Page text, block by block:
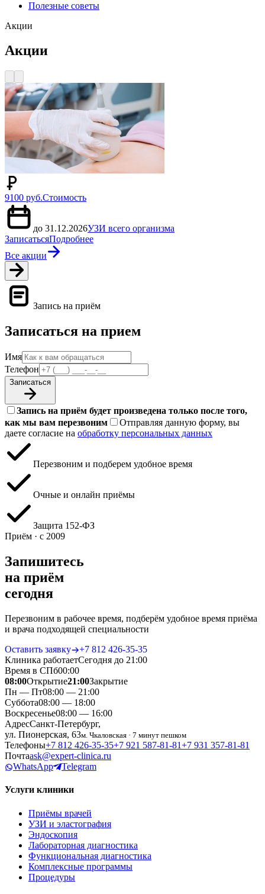
Полезные советы
Акции
Акции
9100 руб.Стоимость
до 31.12.2026УЗИ всего организма
ЗаписатьсяПодробнее
Все акции
Запись на приём
Записаться на прием
Имя
Телефон
Записаться
Запись на приём будет произведена только после того,
как мы вам перезвоним
Отправляя данную форму, вы
даете согласие на обработку персональных данных
Перезвоним и подберем удобное время
Очные и онлайн приёмы
Защита 152‑ФЗ
Приём · с 2009
Запишитесь
на приём
сегодня
Перезвоним в рабочее время, подберём удобное время приёма
и врача подходящей специальности
Оставить заявку
+7 812 426‑35‑35
Клиника работаетСегодня до 21:00
Время в СПб00:00
08:00Открытие21:00Закрытие
Пн — Пт08:00 — 21:00
Суббота08:00 — 18:00
Воскресенье08:00 — 16:00
АдресСанкт-Петербург,
ул. Пионерская, 63м. Чкаловская · 7 минут пешком
Телефоны+7 812 426‑35‑35+7 921 587‑81‑81+7 931 357‑81‑81
Почтаask@expert-clinica.ru
WhatsApp
Telegram
Услуги клиники
Приёмы врачей
УЗИ и эластография
Эндоскопия
Лабораторная диагностика
Функциональная диагностика
Комплексные программы
Процедуры